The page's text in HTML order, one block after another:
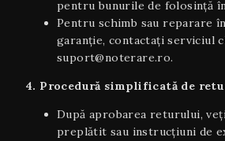
pentru bunurile de folosință
Pentru schimb sau reparare
garanție, contactați serviciul
suport@noterare.ro.
4. Procedură simplificată de
După aprobarea returului,
preplătit sau instrucțiuni de